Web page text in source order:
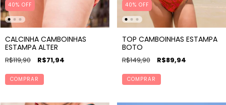
40% OFF
CALCINHA CAMBOINHAS
ESTAMPA ALTER
R$119,90 R$71,94
COMPRAR
40% OFF
TOP CAMBOINHAS ESTAMPA
BOTO
R$149,90 R$89,94
COMPRAR